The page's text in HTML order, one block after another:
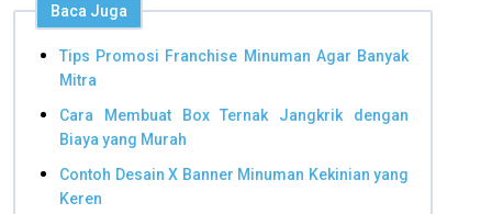
Baca Juga
Tips Promosi Franchise Minuman Agar Banyak
Mitra
Cara Membuat Box Ternak Jangkrik dengan
Biaya yang Murah
Contoh Desain X Banner Minuman Kekinian yang
Keren